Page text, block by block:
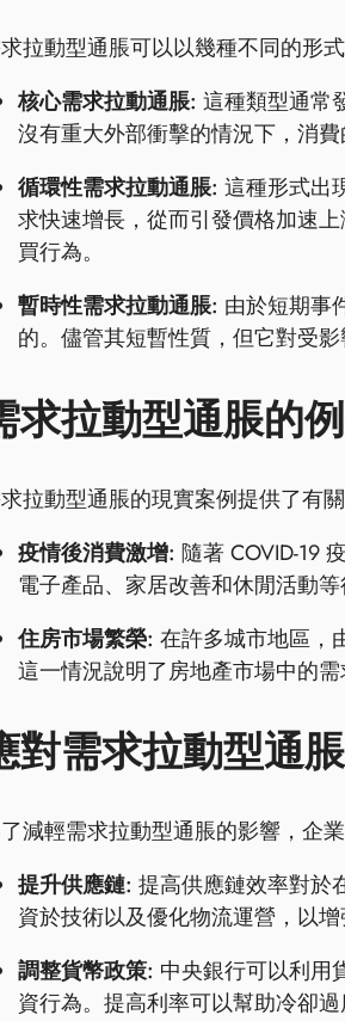
拉動型通脹可以以幾種不同的形
核心需求拉動通脹: 這種類型通常
沒有重大外部衝擊的情況下，消費
循環性需求拉動通脹: 這種形式出
求快速增長，從而引發價格加速
買行為。
暫時性需求拉動通脹: 由於短期事
的。儘管其短暫性質，但它對受
求拉動型通脹的
拉動型通脹的現實案例提供了有
疫情後消費激增: 隨著 COVID-19
電子產品、家居改善和休閒活動
住房市場繁榮: 在許多城市地區，
這一情況說明了房地產市場中的
對需求拉動型通
減輕需求拉動型通脹的影響，企
提升供應鏈: 提高供應鏈效率對於
資於技術以及優化物流運營，以增
調整貨幣政策: 中央銀行可以利用
資行為。提高利率可以幫助冷卻